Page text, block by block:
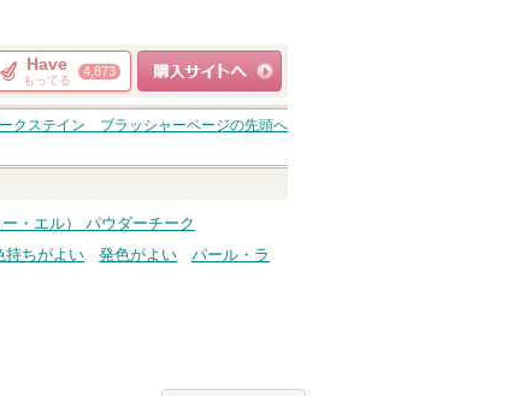
Have
もってる
4,873
ショッピングサイト
へ
クステイン ブラッシャーページの先頭へ
・エル） パウダーチーク
持ちがよい 発色がよい
パール・ラ